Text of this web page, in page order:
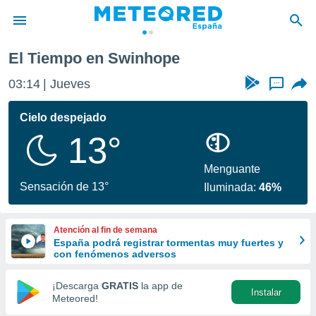
de
por
se
calidad.
a este
las
y
forma
digital
basada
El Tiempo en Swinhope
03:14 Jueves ...
Cielo despejado
13°
Sensación de 13°
Menguante
Iluminada:46%
Atención al fin de semana
España podrá registrar tormentas muy fuertes y
con fenómenos adversos
¡Descarga GRATIS la app de
Meteored!
Instalar